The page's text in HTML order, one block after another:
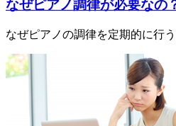
なぜピアノ調律が必要なの
なぜピアノの調律を定期的に行